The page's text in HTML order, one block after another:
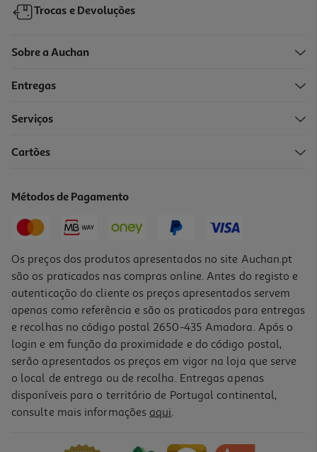
-25%
Gel Gino Canesfresh Intímo Calm 200ml
Trocas e Devoluções
Sobre a Auchan
Entregas
Serviços
Cartões
Métodos de Pagamento
Os preços dos produtos apresentados no site Auchan.pt
são os praticados nas compras online. Antes do registo e
autenticação do cliente os preços apresentados servem
apenas como referência e são os praticados para entregas
e recolhas no código postal 2650-435 Amadora. Após o
login e em função da proximidade e do código postal,
serão apresentados os preços em vigor na loja que serve
o local de entrega ou de recolha. Entregas apenas
disponíveis para o território de Portugal continental,
consulte mais informações aqui.